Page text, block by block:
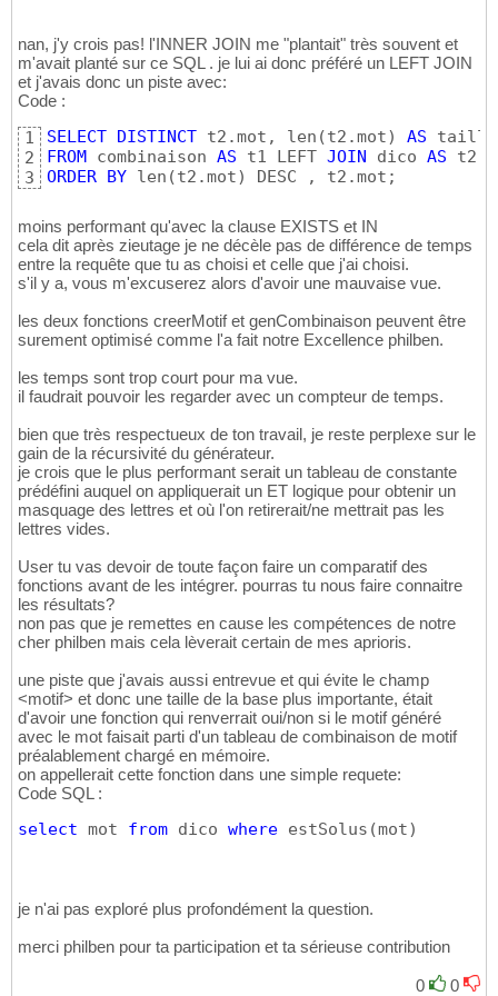
51
52
53
54
   DoCmd.Hourglass
False
End
Function
36
Wend
End Sub
nan, j'y crois pas! l'INNER JOIN me "plantait" très souvent et
m'avait planté sur ce SQL . je lui ai donc préféré un LEFT JOIN
et j'avais donc un piste avec:
Code :
1
2
3
SELECT DISTINCT t2.mot, len (t2.mot) AS
FROM combinaison AS t1 LEFT JOIN dico AS t2
ORDER BY len (t2.mot) DESC , t2.mot;
moins performant qu'avec la clause EXISTS et IN
cela dit après zieutage je ne décèle pas de différence de temps
entre la requête que tu as choisi et celle que j'ai choisi.
s'il y a, vous m'excuserez alors d'avoir une mauvaise vue.
les deux fonctions creerMotif et genCombinaison peuvent être
surement optimisé comme l'a fait notre Excellence philben.
les temps sont trop court pour ma vue.
il faudrait pouvoir les regarder avec un compteur de temps.
bien que très respectueux de ton travail, je reste perplexe sur le
gain de la récursivité du générateur.
je crois que le plus performant serait un tableau de constante
prédéfini auquel on appliquerait un ET logique pour obtenir un
masquage des lettres et où l'on retirerait/ne mettrait pas les
lettres vides.
User tu vas devoir de toute façon faire un comparatif des
fonctions avant de les intégrer. pourras tu nous faire connaitre
les résultats?
non pas que je remettes en cause les compétences de notre
cher philben mais cela lèverait certain de mes aprioris.
une piste que j'avais aussi entrevue et qui évite le champ
<motif> et donc une taille de la base plus importante, était
d'avoir une fonction qui renverrait oui/non si le motif généré
avec le mot faisait parti d'un tableau de combinaison de motif
préalablement chargé en mémoire.
on appellerait cette fonction dans une simple requete:
Code SQL :
select mot from dico where estSolus (mot)
je n'ai pas exploré plus profondément la question.
merci philben pour ta participation et ta sérieuse contribution
0 0